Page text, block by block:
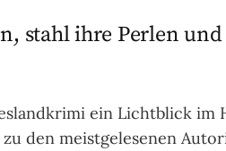
stahl ihre Perlen
ein Lichtblick im
den meistgelesenen